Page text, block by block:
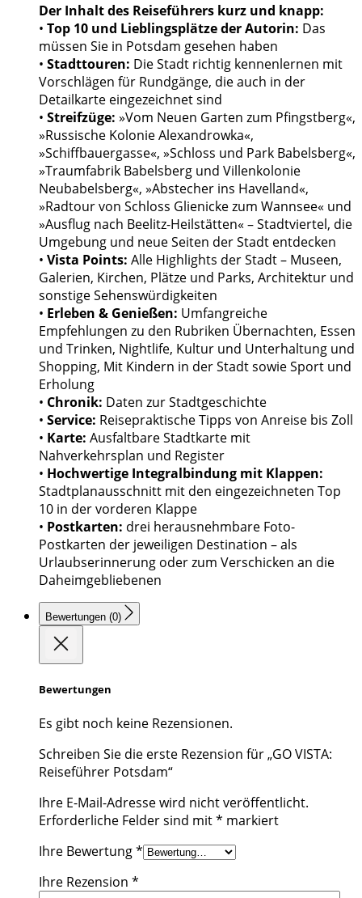
Der Inhalt des Reiseführers kurz und knapp:
• Top 10 und Lieblingsplätze der Autorin: Das
müssen Sie in Potsdam gesehen haben
• Stadttouren: Die Stadt richtig kennenlernen mit
Vorschlägen für Rundgänge, die auch in der
Detailkarte eingezeichnet sind
• Streifzüge: »Vom Neuen Garten zum Pfingstberg«,
»Russische Kolonie Alexandrowka«,
»Schiffbauergasse«, »Schloss und Park Babelsberg«,
»Traumfabrik Babelsberg und Villenkolonie
Neubabelsberg«, »Abstecher ins Havelland«,
»Radtour von Schloss Glienicke zum Wannsee« und
»Ausflug nach Beelitz-Heilstätten« – Stadtviertel, die
Umgebung und neue Seiten der Stadt entdecken
• Vista Points: Alle Highlights der Stadt – Museen,
Galerien, Kirchen, Plätze und Parks, Architektur und
sonstige Sehenswürdigkeiten
• Erleben & Genießen: Umfangreiche
Empfehlungen zu den Rubriken Übernachten, Essen
und Trinken, Nightlife, Kultur und Unterhaltung und
Shopping, Mit Kindern in der Stadt sowie Sport und
Erholung
• Chronik: Daten zur Stadtgeschichte
• Service: Reisepraktische Tipps von Anreise bis Zoll
• Karte: Ausfaltbare Stadtkarte mit
Nahverkehrsplan und Register
• Hochwertige Integralbindung mit Klappen:
Stadtplanausschnitt mit den eingezeichneten Top
10 in der vorderen Klappe
• Postkarten: drei herausnehmbare Foto-
Postkarten der jeweiligen Destination – als
Urlaubserinnerung oder zum Verschicken an die
Daheimgebliebenen
Bewertungen (0)
Bewertungen
Es gibt noch keine Rezensionen.
Schreiben Sie die erste Rezension für „GO VISTA:
Reiseführer Potsdam“
Ihre E-Mail-Adresse wird nicht veröffentlicht.
Erforderliche Felder sind mit* markiert
Ihre Bewertung*
Ihre Rezension *